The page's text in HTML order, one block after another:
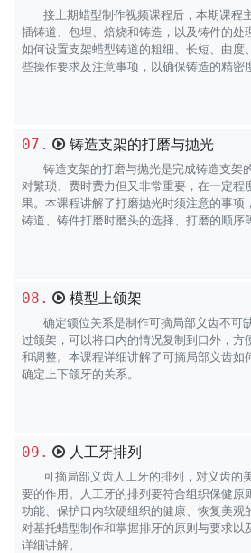
接上期蜡型制作视频课程后，本期课程
插铸道、包埋、焙烧和铸造，以及铸件的处
如何设置支架蜡型铸道的粗细、长短、曲度
些操作要求及注意事项，以确保铸造的精密
07. 铸造支架的打磨与抛光
铸造支架的打磨与抛光是完成铸造支架
对繁琐、费时费力但又非常重要，在一定程
果。本课程讲解了打磨抛光时须注意的事项
铸道、铸件打磨时磨头的选择、打磨的顺序
08. 模型上颌架
确定颌位关系是制作可摘局部义齿不可
过颌架，可以将口内的情况复制到口外，方
和调整。本课程详细讲解了可摘局部义齿如
确定上下颌牙的关系。
09. 人工牙排列
可摘局部义齿人工牙的排列，对义齿的
要的作用。人工牙的排列要符合组织保健原
功能、保护口内软硬组织的健康、恢复美观
对基托蜡型制作和掌握排牙的原则与要求以
详细讲解。